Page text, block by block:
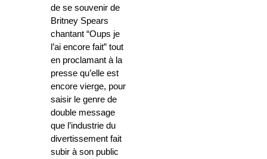
de se souvenir de
Britney Spears
chantant “Oups je
l’ai encore fait” tout
en proclamant à la
presse qu’elle est
encore vierge, pour
saisir le genre de
double message
que l’industrie du
divertissement fait
subir à son public